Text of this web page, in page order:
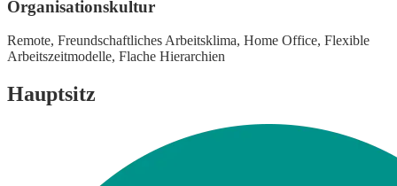
Organisationskultur
Remote, Freundschaftliches Arbeitsklima, Home Office, Flexible
Arbeitszeitmodelle, Flache Hierarchien
Hauptsitz